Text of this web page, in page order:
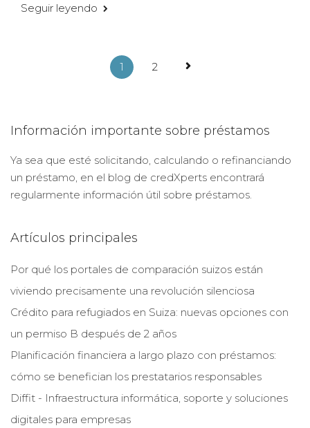
Seguir leyendo
1 2
Información importante sobre préstamos
Ya sea que esté solicitando, calculando o refinanciando
un préstamo, en el blog de credXperts encontrará
regularmente información útil sobre préstamos.
Artículos principales
Por qué los portales de comparación suizos están
viviendo precisamente una revolución silenciosa
Crédito para refugiados en Suiza: nuevas opciones con
un permiso B después de 2 años
Planificación financiera a largo plazo con préstamos:
cómo se benefician los prestatarios responsables
Diffit - Infraestructura informática, soporte y soluciones
digitales para empresas